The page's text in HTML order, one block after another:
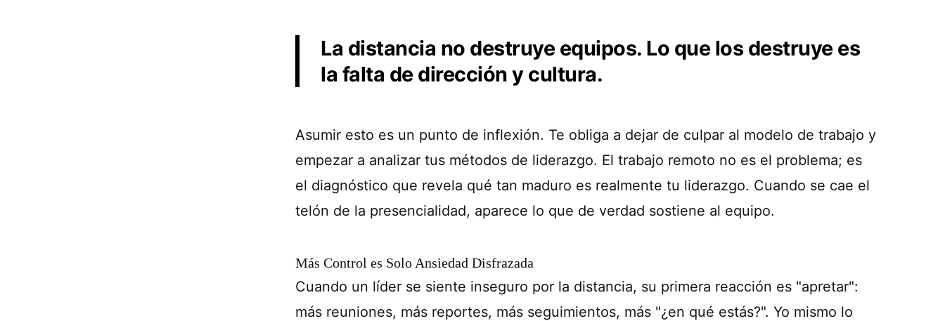
La distancia no destruye equipos. Lo que los destruye es
la falta de dirección y cultura.
Asumir esto es un punto de inflexión. Te obliga a dejar de culpar al modelo de trabajo y
empezar a analizar tus métodos de liderazgo. El trabajo remoto no es el problema; es
el diagnóstico que revela qué tan maduro es realmente tu liderazgo. Cuando se cae el
telón de la presencialidad, aparece lo que de verdad sostiene al equipo.
Más Control es Solo Ansiedad Disfrazada
Cuando un líder se siente inseguro por la distancia, su primera reacción es "apretar":
más reuniones, más reportes, más seguimientos, más "¿en qué estás?". Yo mismo lo